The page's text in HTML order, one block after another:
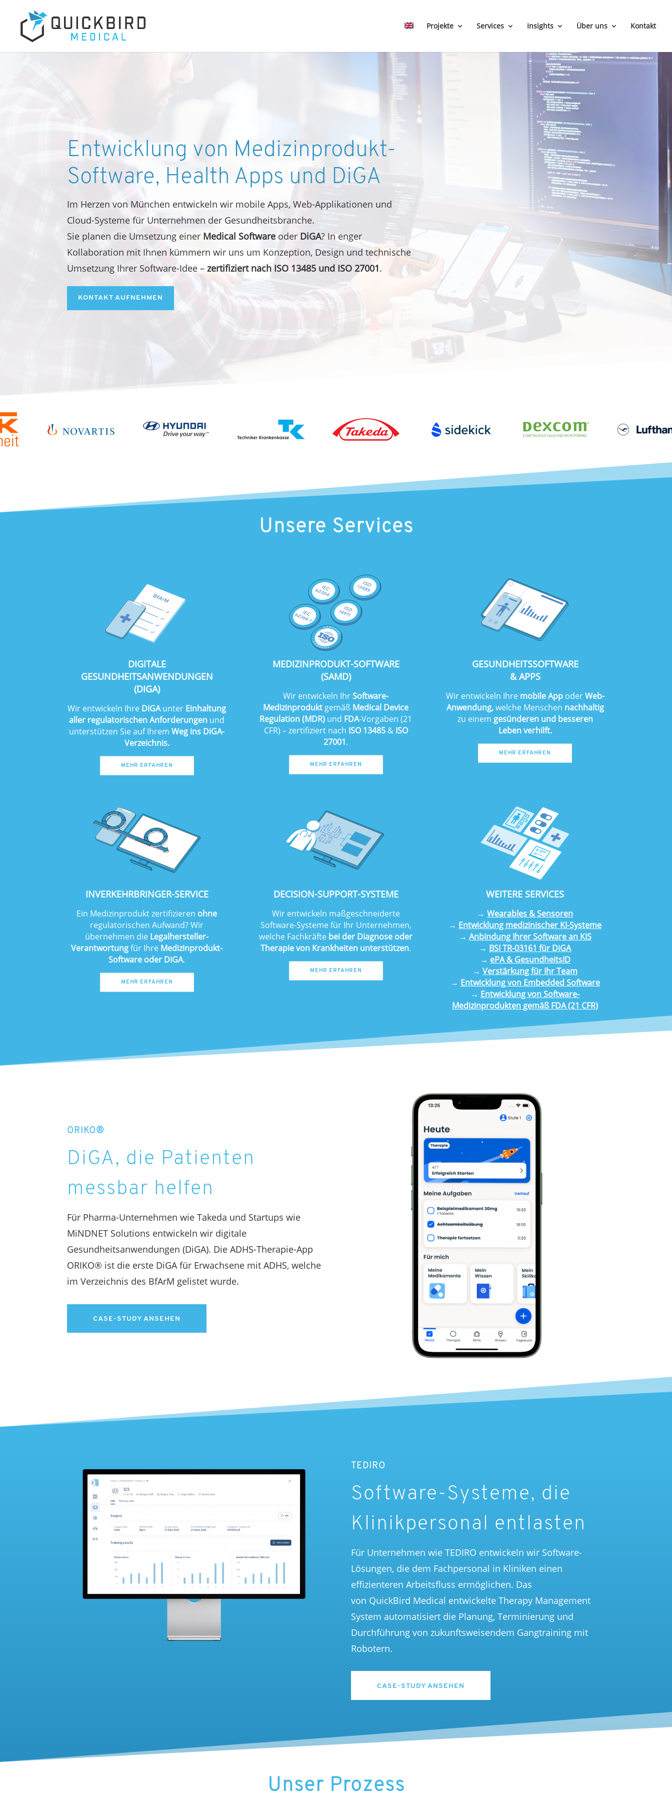
Projekte Services Insights Über uns Kontakt
Entwicklung von Medizinprodukt-
Software, Health Apps und DiGA
Im Herzen von München entwickeln wir mobile Apps, Web-Applikationen und
Cloud-Systeme für Unternehmen der Gesundheitsbranche.
Sie planen die Umsetzung einer Medical Software oder DiGA? In enger
Kollaboration mit Ihnen kümmern wir uns um Konzeption, Design und technische
Umsetzung Ihrer Software-Idee – zertifiziert nach ISO 13485 und ISO 27001.
KONTAKT AUFNEHMEN
Unsere Services
DIGITALE
GESUNDHEITSANWENDUNGEN
(DIGA)
Wir entwickeln Ihre DiGAunter Einhaltung
aller regulatorischen Anforderungen und
unterstützen Sie auf IhremWeg ins DiGA-
Verzeichnis.
MEHR ERFAHREN
MEDIZINPRODUKT-SOFTWARE
(SAMD)
Wir entwickeln IhrSoftware-
Medizinprodukt gemäß Medical Device
Regulation (MDR) und FDA-Vorgaben (21
CFR) – zertifiziert nach ISO 13485& ISO
27001.
MEHR ERFAHREN
GESUNDHEITSSOFTWARE
& APPS
Wir entwickeln Ihre mobile AppoderWeb-
Anwendung,welche Menschen nachhaltig
zu einem gesünderen und besseren
Leben verhilft.
MEHR ERFAHREN
INVERKEHRBRINGER-SERVICE
Ein Medizinprodukt zertifizieren ohne
regulatorischen Aufwand? Wir
übernehmen die Legalhersteller-
Verantwortungfür Ihre Medizinprodukt-
Software oder DiGA.
MEHR ERFAHREN
DECISION-SUPPORT-SYSTEME
Wir entwickeln maßgeschneiderte
Software-Systeme für Ihr Unternehmen,
welche Fachkräfte bei der Diagnose oder
Therapie von Krankheiten unterstützen.
MEHR ERFAHREN
WEITERE SERVICES
→Wearables & Sensoren
→ Entwicklung medizinischer KI-Systeme
→ Anbindung Ihrer Software an KIS
→ BSI TR-03161 für DiGA
→ ePA & GesundheitsID
→Verstärkung für Ihr Team
→ Entwicklung von Embedded Software
→ Entwicklung von Software-
Medizinprodukten gemäß FDA (21 CFR)
ORIKO®
DiGA, die Patienten
messbar helfen
Für Pharma-Unternehmen wie Takeda und Startups wie
MiNDNET Solutions entwickeln wir digitale
Gesundheitsanwendungen (DiGA). Die ADHS-Therapie-App
ORIKO® ist die erste DiGA für Erwachsene mit ADHS, welche
im Verzeichnis des BfArM gelistet wurde.
CASE-STUDY ANSEHEN
TEDIRO
Software-Systeme, die
Klinikpersonal entlasten
Für Unternehmen wie TEDIRO entwickeln wir Software-
Lösungen, die dem Fachpersonal in Kliniken einen
effizienteren Arbeitsfluss ermöglichen. Das
von QuickBird Medical entwickelte TherapyManagement
System automatisiert die Planung, Terminierung und
Durchführung von zukunftsweisendem Gangtraining mit
Robotern.
CASE-STUDY ANSEHEN
Unser Prozess